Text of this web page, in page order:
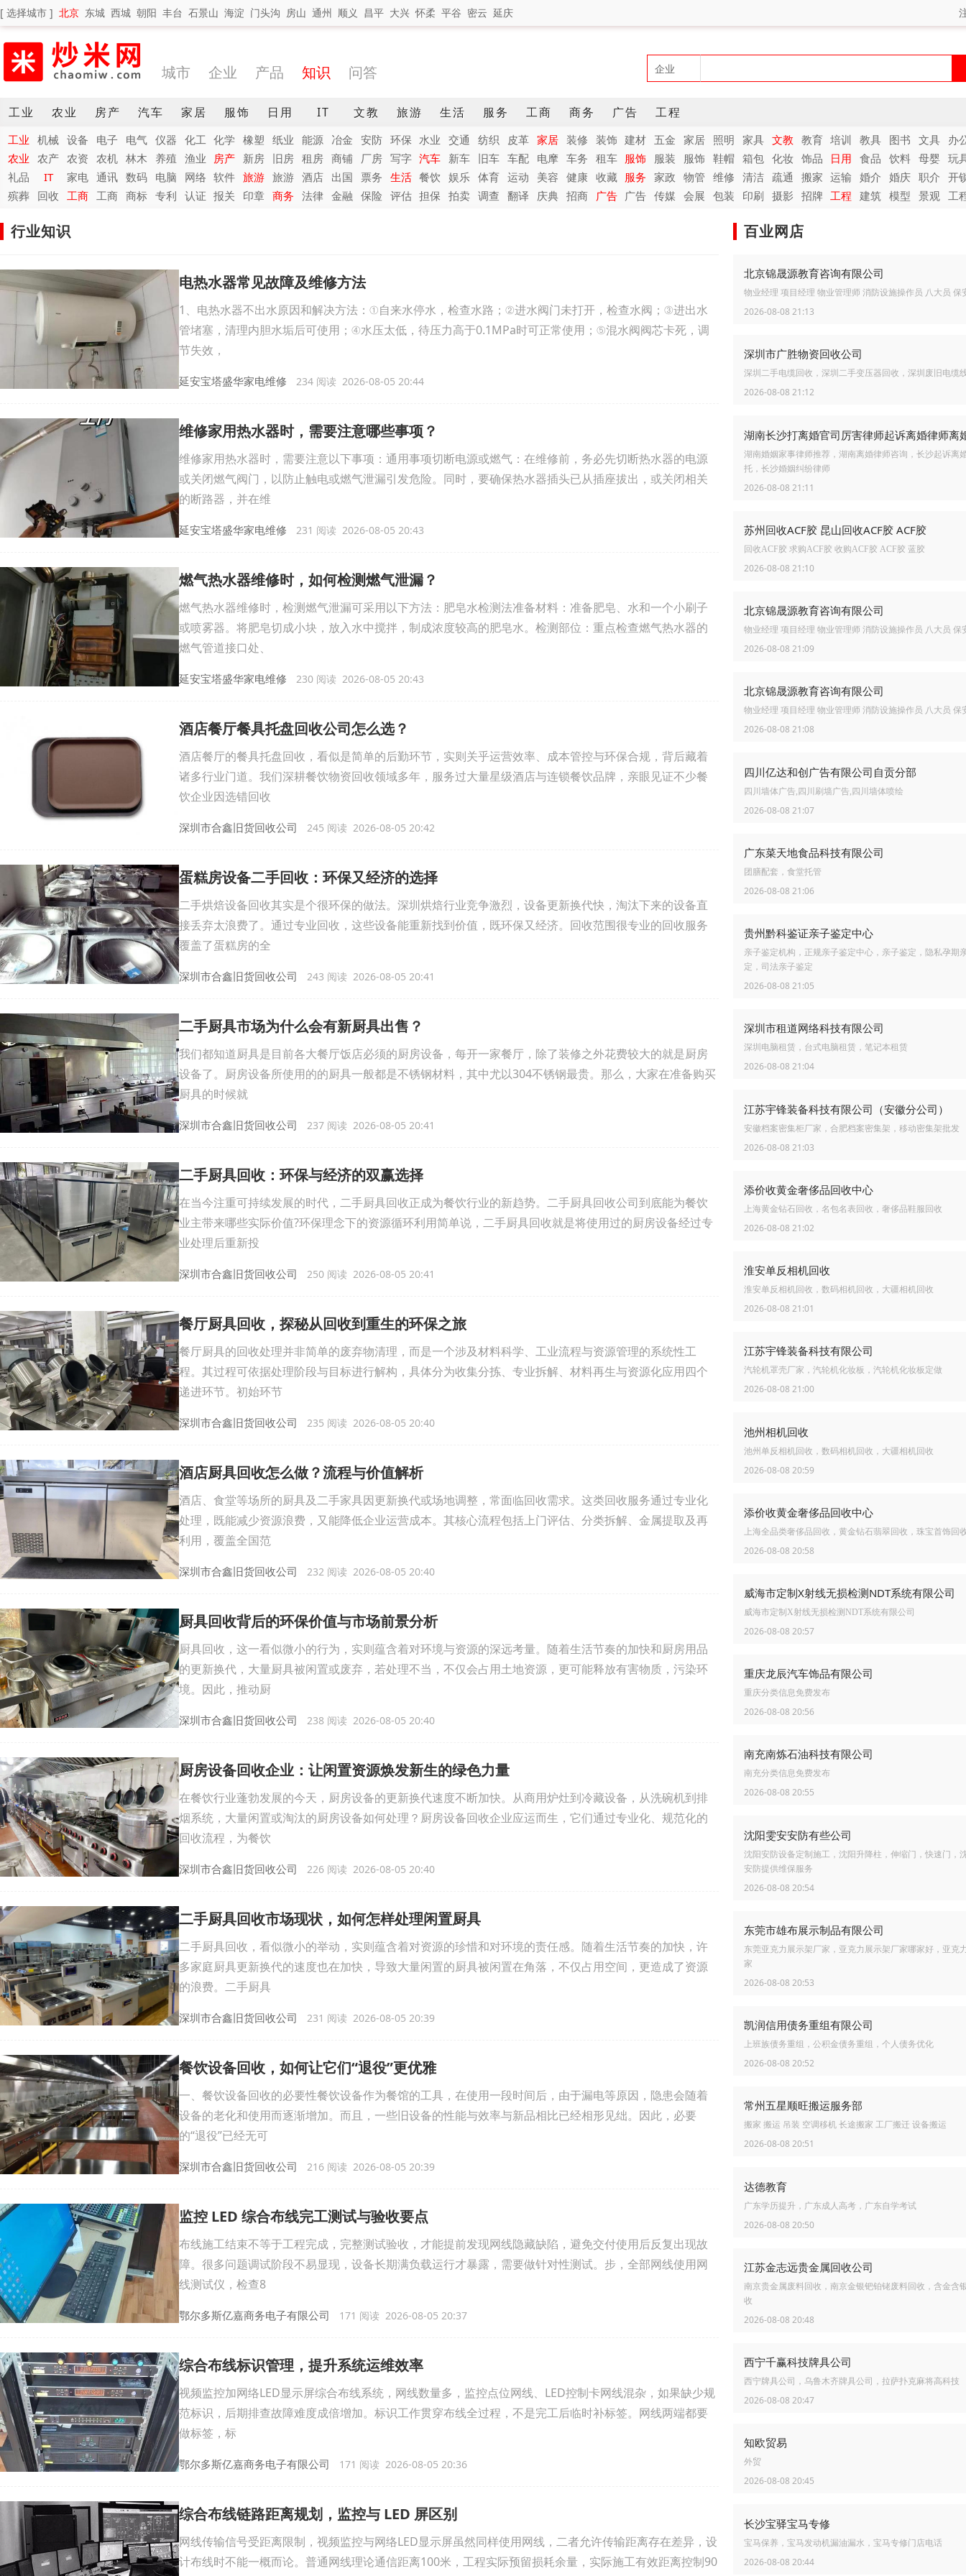
[ 选择城市 ] 北京 东城 西城 朝阳 丰台 石景山 海淀 门头沟 房山 通州 顺义 昌平 大兴 怀柔 平谷 密云 延庆
城市 企业 产品 知识 问答
工业 农业 房产 汽车 家居 服饰 日用 IT 文教 旅游 生活 服务 工商 商务 广告 工程
工业 机械 设备 电子 电气 仪器 化工 化学 橡塑 纸业 能源 冶金 安防 环保 水业 交通 纺织 皮革 家居 装修 装饰 建材 五金 家居 照明 家具 文教 教育 培训 教具 图书 文具 办
农业
农产 农资 农机 林木 养殖 渔业 房产 新房 旧房 租房 商铺 厂房 写字 汽车 新车 旧车 车配 电摩 车务 租车 服饰 服装 服饰 鞋帽 箱包 化妆 饰品 日用 食品 饮料 母婴 玩
礼品
IT 家电 通讯 数码 电脑 网络 软件 旅游 旅游 酒店 出国 票务 生活 餐饮 娱乐 体育 运动 美容 健康 收藏 服务 家政 物管 维修 清洁 疏通 搬家 运输 婚介 婚庆 职介 开
殡葬 回收 工商 工商 商标 专利 认证 报关 印章 商务 法律 金融 保险 评估 担保 拍卖 调查 翻译 庆典 招商 广告 广告 传媒 会展 包装 印刷 摄影 招牌 工程 建筑 模型 景观 工
行业知识
电热水器常见故障及维修方法
1、电热水器不出水原因和解决方法：①自来水停水，检查水路；②进水阀门未打开，检查水阀；③进出水
管堵塞，清理内胆水垢后可使用；④水压太低，待压力高于0.1MPa时可正常使用；⑤混水阀阀芯卡死，调
节失效，
延安宝塔盛华家电维修 234 阅读 2026-08-05 20:44
维修家用热水器时，需要注意哪些事项？
维修家用热水器时，需要注意以下事项：通用事项切断电源或燃气：在维修前，务必先切断热水器的电源
或关闭燃气阀门，以防止触电或燃气泄漏引发危险。同时，要确保热水器插头已从插座拔出，或关闭相关
的断路器，并在维
延安宝塔盛华家电维修 231 阅读 2026-08-05 20:43
燃气热水器维修时，如何检测燃气泄漏？
燃气热水器维修时，检测燃气泄漏可采用以下方法：肥皂水检测法准备材料：准备肥皂、水和一个小刷子
或喷雾器。将肥皂切成小块，放入水中搅拌，制成浓度较高的肥皂水。检测部位：重点检查燃气热水器的
燃气管道接口处、
延安宝塔盛华家电维修 230 阅读 2026-08-05 20:43
酒店餐厅餐具托盘回收公司怎么选？
酒店餐厅的餐具托盘回收，看似是简单的后勤环节，实则关乎运营效率、成本管控与环保合规，背后藏着
诸多行业门道。我们深耕餐饮物资回收领域多年，服务过大量星级酒店与连锁餐饮品牌，亲眼见证不少餐
饮企业因选错回收
深圳市合鑫旧货回收公司 245 阅读 2026-08-05 20:42
蛋糕房设备二手回收：环保又经济的选择
二手烘焙设备回收其实是个很环保的做法。深圳烘焙行业竞争激烈，设备更新换代快，淘汰下来的设备直
接丢弃太浪费了。通过专业回收，这些设备能重新找到价值，既环保又经济。回收范围很专业的回收服务
覆盖了蛋糕房的全
深圳市合鑫旧货回收公司 243 阅读 2026-08-05 20:41
二手厨具市场为什么会有新厨具出售？
我们都知道厨具是目前各大餐厅饭店必须的厨房设备，每开一家餐厅，除了装修之外花费较大的就是厨房
设备了。厨房设备所使用的的厨具一般都是不锈钢材料，其中尤以304不锈钢最贵。那么，大家在准备购买
厨具的时候就
深圳市合鑫旧货回收公司 237 阅读 2026-08-05 20:41
二手厨具回收：环保与经济的双赢选择
在当今注重可持续发展的时代，二手厨具回收正成为餐饮行业的新趋势。二手厨具回收公司到底能为餐饮
业主带来哪些实际价值?环保理念下的资源循环利用简单说，二手厨具回收就是将使用过的厨房设备经过专
业处理后重新投
深圳市合鑫旧货回收公司 250 阅读 2026-08-05 20:41
餐厅厨具回收，探秘从回收到重生的环保之旅
餐厅厨具的回收处理并非简单的废弃物清理，而是一个涉及材料科学、工业流程与资源管理的系统性工
程。其过程可依据处理阶段与目标进行解构，具体分为收集分拣、专业拆解、材料再生与资源化应用四个
递进环节。初始环节
深圳市合鑫旧货回收公司 235 阅读 2026-08-05 20:40
酒店厨具回收怎么做？流程与价值解析
酒店、食堂等场所的厨具及二手家具因更新换代或场地调整，常面临回收需求。这类回收服务通过专业化
处理，既能减少资源浪费，又能降低企业运营成本。其核心流程包括上门评估、分类拆解、金属提取及再
利用，覆盖全国范
深圳市合鑫旧货回收公司 232 阅读 2026-08-05 20:40
厨具回收背后的环保价值与市场前景分析
厨具回收，这一看似微小的行为，实则蕴含着对环境与资源的深远考量。随着生活节奏的加快和厨房用品
的更新换代，大量厨具被闲置或废弃，若处理不当，不仅会占用土地资源，更可能释放有害物质，污染环
境。因此，推动厨
深圳市合鑫旧货回收公司 238 阅读 2026-08-05 20:40
厨房设备回收企业：让闲置资源焕发新生的绿色力量
在餐饮行业蓬勃发展的今天，厨房设备的更新换代速度不断加快。从商用炉灶到冷藏设备，从洗碗机到排
烟系统，大量闲置或淘汰的厨房设备如何处理？厨房设备回收企业应运而生，它们通过专业化、规范化的
回收流程，为餐饮
深圳市合鑫旧货回收公司 226 阅读 2026-08-05 20:40
二手厨具回收市场现状，如何怎样处理闲置厨具
二手厨具回收，看似微小的举动，实则蕴含着对资源的珍惜和对环境的责任感。随着生活节奏的加快，许
多家庭厨具更新换代的速度也在加快，导致大量闲置的厨具被闲置在角落，不仅占用空间，更造成了资源
的浪费。二手厨具
深圳市合鑫旧货回收公司 231 阅读 2026-08-05 20:39
餐饮设备回收，如何让它们“退役”更优雅
一、餐饮设备回收的必要性餐饮设备作为餐馆的工具，在使用一段时间后，由于漏电等原因，隐患会随着
设备的老化和使用而逐渐增加。而且，一些旧设备的性能与效率与新品相比已经相形见绌。因此，必要
的“退役”已经无可
深圳市合鑫旧货回收公司 216 阅读 2026-08-05 20:39
监控 LED 综合布线完工测试与验收要点
布线施工结束不等于工程完成，完整测试验收，才能提前发现网线隐藏缺陷，避免交付使用后反复出现故
障。很多问题调试阶段不易显现，设备长期满负载运行才暴露，需要做针对性测试。步，全部网线使用网
线测试仪，检查8
鄂尔多斯亿嘉商务电子有限公司 171 阅读 2026-08-05 20:37
综合布线标识管理，提升系统运维效率
视频监控加网络LED显示屏综合布线系统，网线数量多，监控点位网线、LED控制卡网线混杂，如果缺少规
范标识，后期排查故障难度成倍增加。标识工作贯穿布线全过程，不是完工后临时补标签。网线两端都要
做标签，标
鄂尔多斯亿嘉商务电子有限公司 171 阅读 2026-08-05 20:36
综合布线链路距离规划，监控与 LED 屏区别
网线传输信号受距离限制，视频监控与网络LED显示屏虽然同样使用网线，二者允许传输距离存在差异，设
计布线时不能一概而论。普通网线理论通信距离100米，工程实际预留损耗余量，实际施工有效距离控制90
百业网店
北京锦晟源教育咨询有限公司
物业经理 项目经理 物业管理师 消防设施操作员 八大员 保
2026-08-08 21:13
深圳市广胜物资回收公司
深圳二手电缆回收，深圳二手变压器回收，深圳废旧电缆
2026-08-08 21:12
湖南婚姻家事律师推荐，湖南离婚律师咨询，长沙起诉离
托，长沙婚姻纠纷律师
2026-08-08 21:11
苏州回收ACF胶 昆山回收ACF胶 ACF胶
回收ACF胶 求购ACF胶 收购ACF胶 ACF胶 蓝胶
2026-08-08 21:10
北京锦晟源教育咨询有限公司
物业经理 项目经理 物业管理师 消防设施操作员 八大员 保
2026-08-08 21:09
北京锦晟源教育咨询有限公司
物业经理 项目经理 物业管理师 消防设施操作员 八大员 保
2026-08-08 21:08
四川亿达和创广告有限公司自贡分部
四川墙体广告,四川刷墙广告,四川墙体喷绘
2026-08-08 21:07
广东菜天地食品科技有限公司
团膳配套，食堂托管
2026-08-08 21:06
贵州黔科鉴证亲子鉴定中心
亲子鉴定机构，正规亲子鉴定中心，亲子鉴定，隐私孕期
定，司法亲子鉴定
2026-08-08 21:05
深圳市租道网络科技有限公司
深圳电脑租赁，台式电脑租赁，笔记本租赁
2026-08-08 21:04
江苏宇锋装备科技有限公司（安徽分公司）
安徽档案密集柜厂家，合肥档案密集架，移动密集架批发
2026-08-08 21:03
添价收黄金奢侈品回收中心
上海黄金钻石回收，名包名表回收，奢侈品鞋服回收
2026-08-08 21:02
淮安单反相机回收
淮安单反相机回收，数码相机回收，大疆相机回收
2026-08-08 21:01
江苏宇锋装备科技有限公司
汽轮机罩壳厂家，汽轮机化妆板，汽轮机化妆板定做
2026-08-08 21:00
池州相机回收
池州单反相机回收，数码相机回收，大疆相机回收
2026-08-08 20:59
添价收黄金奢侈品回收中心
上海全品类奢侈品回收，黄金钻石翡翠回收，珠宝首饰回
2026-08-08 20:58
威海市定制X射线无损检测NDT系统有限公司
威海市定制X射线无损检测NDT系统有限公司
2026-08-08 20:57
重庆龙辰汽车饰品有限公司
重庆分类信息免费发布
2026-08-08 20:56
南充南炼石油科技有限公司
南充分类信息免费发布
2026-08-08 20:55
沈阳雯安安防有些公司
沈阳安防设备定制施工，沈阳升降柱，伸缩门，快速门，
安防提供维保服务
2026-08-08 20:54
东莞市雄布展示制品有限公司
东莞亚克力展示架厂家，亚克力展示架厂家哪家好，亚克
家
2026-08-08 20:53
凯润信用债务重组有限公司
上班族债务重组，公积金债务重组，个人债务优化
2026-08-08 20:52
常州五星顺旺搬运服务部
搬家 搬运 吊装 空调移机 长途搬家 工厂搬迁 设备搬运
2026-08-08 20:51
达德教育
广东学历提升，广东成人高考，广东自学考试
2026-08-08 20:50
江苏金志远贵金属回收公司
南京贵金属废料回收，南京金银钯铂铑废料回收，含金含
收
2026-08-08 20:48
西宁千赢科技牌具公司
西宁牌具公司，乌鲁木齐牌具公司，拉萨扑克麻将高科技
2026-08-08 20:47
知欧贸易
外贸
2026-08-08 20:45
长沙宝驿宝马专修
宝马保养，宝马发动机漏油漏水，宝马专修门店电话
2026-08-08 20:44